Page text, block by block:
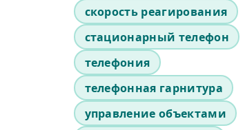
скорость реагирования
стационарный телефон
телефония
телефонная гарнитура
управление объектами